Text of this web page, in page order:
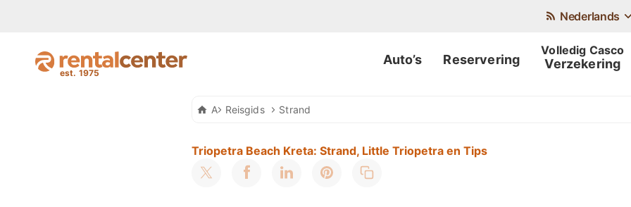
Auto Huren Kreta
Reisgids Strand
Triopetra Beach Kreta: Strand, Little Triopetra en Tips
Nederlands
Auto’s Reservering Verzekering